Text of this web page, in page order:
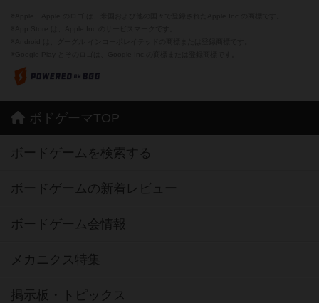
ボドゲーマTOP
ボードゲームを検索する
ボードゲームの新着レビュー
ボードゲーム会情報
メカニクス特集
掲示板・トピックス